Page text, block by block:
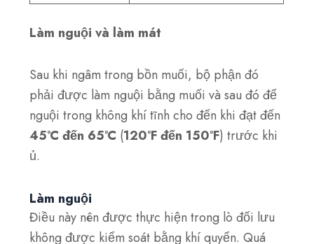
Làm nguội và làm mát
Sau khi ngâm trong bồn muối, bộ phận đó
phải được làm nguội bằng muối và sau đó để
nguội trong không khí tĩnh cho đến khi đạt đến
45°C đến 65°C (120°F đến 150°F) trước khi
ủ.
Làm nguội
Điều này nên được thực hiện trong lò đối lưu
không được kiểm soát bằng khí quyển. Quá